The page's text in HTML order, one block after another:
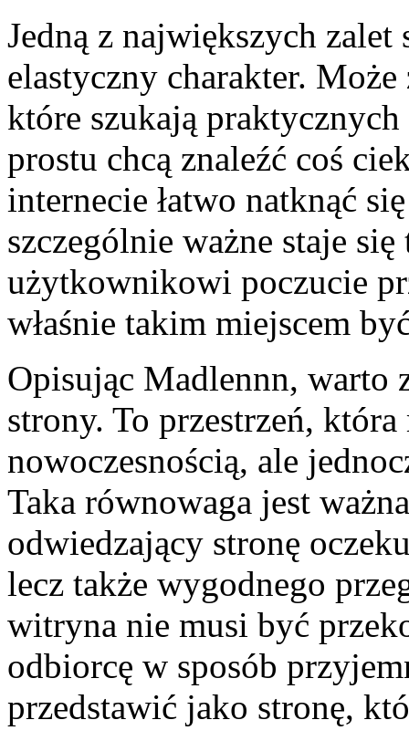
Jedną z największych
elastyczny charakter.
które szukają
prostu chcą znaleźć coś
internecie łatwo natknąć
szczególnie ważne staje
użytkownikowi poczucie
właśnie takim miejscem
Opisując Madlennn, warto
strony. To przestrzeń,
nowoczesnością, ale
Taka równowaga jest
odwiedzający stronę
lecz także wygodnego
witryna nie musi być
odbiorcę w sposób
przedstawić jako stronę,